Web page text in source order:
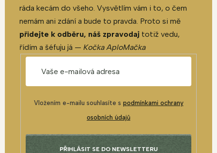
ráda kecám do všeho. Vysvětlím vám i to, o čem
nemám ani zdání a bude to pravda. Proto si mě
přidejte k odběru, náš zpravodaj totiž vedu,
řídím a šéfuju já — Kočka AploMačka
Vložením e-mailu souhlasíte s podmínkami ochrany
osobních údajů
PŘIHLÁSIT SE DO NEWSLETTERU